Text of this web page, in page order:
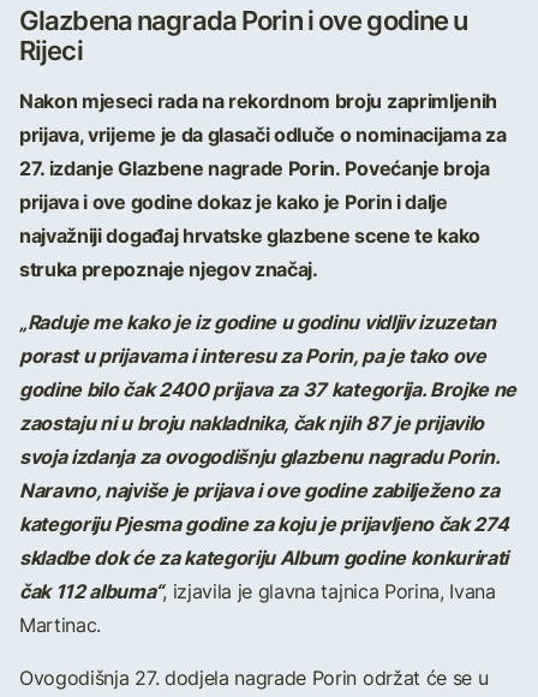
Glazbena nagrada Porin i ove godine u
Rijeci
Nakon mjeseci rada na rekordnom broju zaprimljenih
prijava, vrijeme je da glasači odluče o nominacijama za
27. izdanje Glazbene nagrade Porin. Povećanje broja
prijava i ove godine dokaz je kako je Porin i dalje
najvažniji događaj hrvatske glazbene scene te kako
struka prepoznaje njegov značaj.
„Raduje me kako je iz godine u godinu vidljiv izuzetan
porast u prijavama i interesu za Porin, pa je tako ove
godine bilo čak 2400 prijava za 37 kategorija. Brojke ne
zaostaju ni u broju nakladnika, čak njih 87 je prijavilo
svoja izdanja za ovogodišnju glazbenu nagradu Porin.
Naravno, najviše je prijava i ove godine zabilježeno za
kategoriju Pjesma godine za koju je prijavljeno čak 274
skladbe dok će za kategoriju Album godine konkurirati
čak 112 albuma“, izjavila je glavna tajnica Porina, Ivana
Martinac.
Ovogodišnja 27. dodjela nagrade Porin održat će se u